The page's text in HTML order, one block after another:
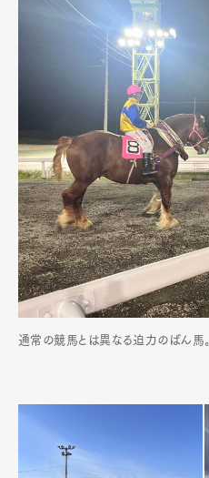
通常の競馬とは異なる迫力のばん馬。